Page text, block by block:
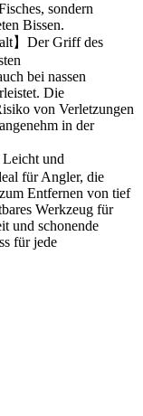
sondern
Bissen.
】Der Griff des
bei nassen
Die
von Verletzungen
in der
Leicht und
für Angler, die
Entfernen von tief
Werkzeug für
und schonende
für jede